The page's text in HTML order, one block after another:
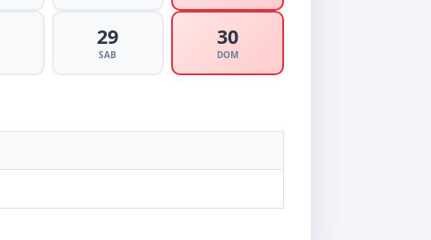
29
SAB
30
DOM